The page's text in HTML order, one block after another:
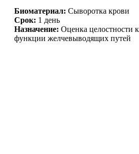
Биоматериал: Сыворотка крови
Срок: 1 день
Назначение: Оценка целостности
функции желчевыводящих путей